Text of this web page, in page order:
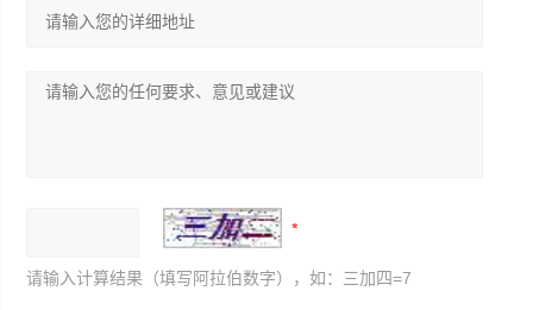
请输入计算结果（填写阿拉伯数字），如：三加四=7